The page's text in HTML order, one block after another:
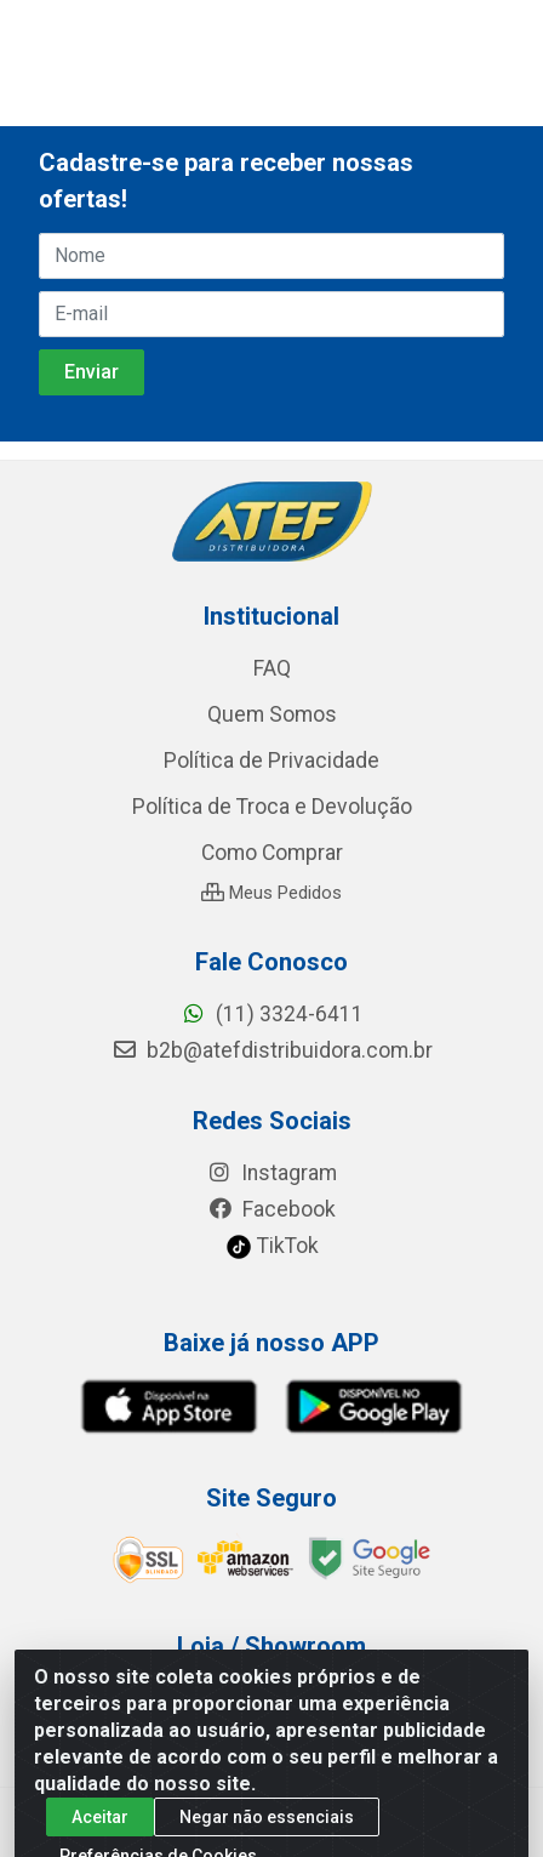
O nosso site coleta cookies próprios e de
terceiros para proporcionar uma experiência
personalizada ao usuário, apresentar publicidade
relevante de acordo com o seu perfil e melhorar a
qualidade do nosso site.
Aceitar
Negar não essenciais
Cadastre-se para receber nossas
ofertas!
Institucional
FAQ
Quem Somos
Política de Privacidade
Política de Troca e Devolução
Como Comprar
Meus Pedidos
Fale Conosco
(11) 3324-6411
b2b@atefdistribuidora.com.br
Redes Sociais
Instagram
Facebook
TikTok
Baixe já nosso APP
Site Seguro
Loja / Showroom
Tel.: (11) 3227-0546
Av Vautier, 587/597 - Pari - São Paulo/SP
Atef Distribuidora LTDA - Av. Vautier, 585/597 - Pari - São
Paulo/SP - CEP 03.032-000 - CNPJ 27.717.135/0001-29